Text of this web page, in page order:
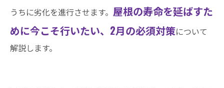
うちに劣化を進行させます。 屋根の寿命を延ばすた
めに今こそ行いたい、2月の必須対策について
解説します。